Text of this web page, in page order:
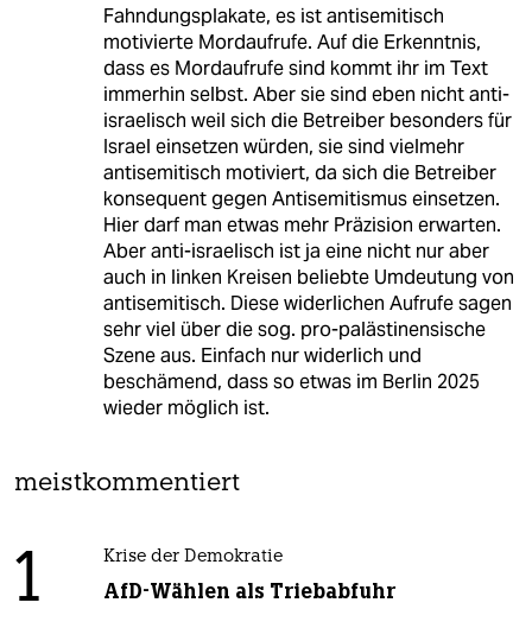
Fahndungsplakate, es ist antisemitisch
motivierte Mordaufrufe. Auf die Erkenntnis,
dass es Mordaufrufe sind kommt ihr im Text
immerhin selbst. Aber sie sind eben nicht anti-
israelisch weil sich die Betreiber besonders für
Israel einsetzen würden, sie sind vielmehr
antisemitisch motiviert, da sich die Betreiber
konsequent gegen Antisemitismus einsetzen.
Hier darf man etwas mehr Präzision erwarten.
Aber anti-israelisch ist ja eine nicht nur aber
auch in linken Kreisen beliebte Umdeutung von
antisemitisch. Diese widerlichen Aufrufe sagen
sehr viel über die sog. pro-palästinensische
Szene aus. Einfach nur widerlich und
beschämend, dass so etwas im Berlin 2025
wieder möglich ist.
meistkommentiert
1 Krise der Demokratie
AfD-Wählen als Triebabfuhr